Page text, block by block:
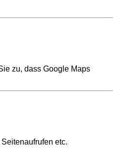
zu, dass Google Maps
etc.